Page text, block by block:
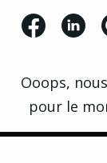
Ooops,
pour le